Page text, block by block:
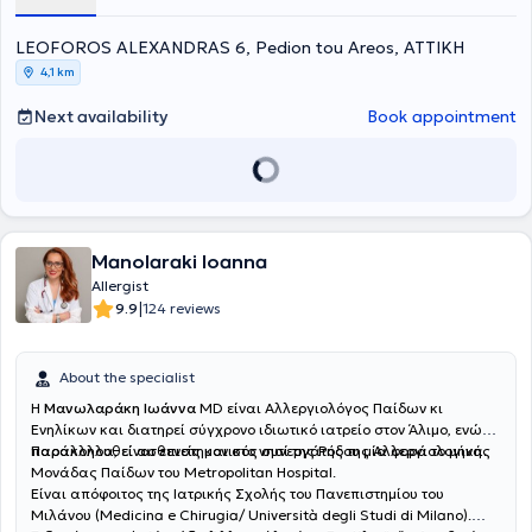
LEOFOROS ALEXANDRAS 6, Pedion tou Areos, ΑΤΤΙΚΗ
4,1 km
Next availability Book appointment
Manolaraki Ioanna
Allergist
9.9|124 reviews
About the specialist
Η Μανωλαράκη Ιωάννα MD είναι Αλλεργιολόγος Παίδων κι
Ενηλίκων και διατηρεί σύγχρονο ιδιωτικό ιατρείο στον Άλιμο, ενώ
παρακολουθεί ασθενείς και στο νησί της Ρόδου μία φορά το μήνα.
Παράλληλα, είναι επιστημονικός συνεργάτης της Αλλεργιολογικής
Μονάδας Παίδων του Metropolitan Hospital.
Είναι απόφοιτος της Ιατρικής Σχολής του Πανεπιστημίου του
Μιλάνου (Medicina e Chirugia/ Università degli Studi di Milano).